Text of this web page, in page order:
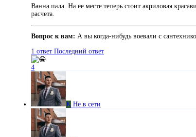
Ванна пала. На ее месте теперь стоит акриловая
расчета.
Вопрос к вам: А вы когда-нибудь воевали с
1 ответ Последний ответ
4
K Не в сети